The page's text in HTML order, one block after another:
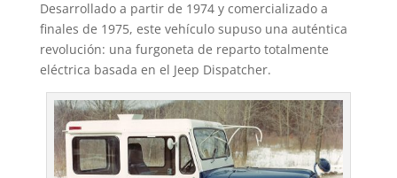
Desarrollado a partir de 1974 y comercializado a
finales de 1975, este vehículo supuso una auténtica
revolución: una furgoneta de reparto totalmente
eléctrica basada en el Jeep Dispatcher.